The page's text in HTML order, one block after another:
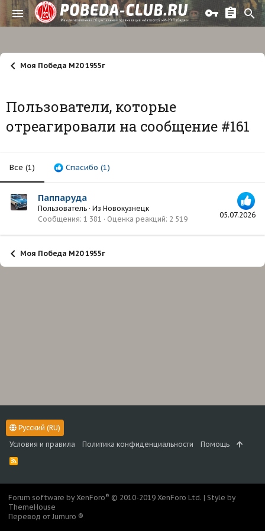
Моя Победа М20 1955г
Пользователи, которые
отреагировали на сообщение #161
Все (1) Спасибо (1)
05.07.2026
Паппаруда
Пользователь · Из Новокузнецк
Сообщения 1 381 Оценка реакций 2 519
Моя Победа М20 1955г
Русский (RU)
Условия и правила
Политика конфиденциальности Помощь
R
S
Forum software by XenForo® © 2010-2019 XenForo Ltd. | Style by
ThemeHouse
Перевод от Jumuro ®